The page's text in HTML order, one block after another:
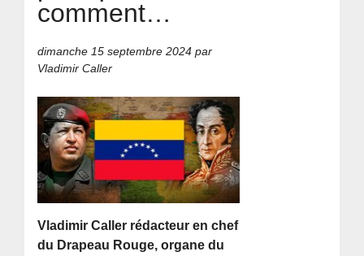
comment…
dimanche 15 septembre 2024 par
Vladimir Caller
Vladimir Caller rédacteur en chef
du Drapeau Rouge, organe du